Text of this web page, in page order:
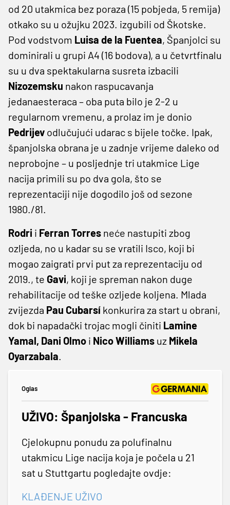
od 20 utakmica bez poraza (15 pobjeda, 5 remija)
otkako su u ožujku 2023. izgubili od Škotske.
Pod vodstvom Luisa de la Fuentea, Španjolci su
dominirali u grupi A4 (16 bodova), a u četvrtfinalu
su u dva spektakularna susreta izbacili
Nizozemsku nakon raspucavanja
jedanaesteraca – oba puta bilo je 2-2 u
regularnom vremenu, a prolaz im je donio
Pedrijev odlučujući udarac s bijele točke. Ipak,
španjolska obrana je u zadnje vrijeme daleko od
neprobojne – u posljednje tri utakmice Lige
nacija primili su po dva gola, što se
reprezentaciji nije dogodilo još od sezone
1980./81.
Rodri i Ferran Torres neće nastupiti zbog
ozljeda, no u kadar su se vratili Isco, koji bi
mogao zaigrati prvi put za reprezentaciju od
2019., te Gavi, koji je spreman nakon duge
rehabilitacije od teške ozljede koljena. Mlada
zvijezda Pau Cubarsí konkurira za start u obrani,
dok bi napadački trojac mogli činiti Lamine
Yamal, Dani Olmo i Nico Williams uz Mikela
Oyarzabala.
Oglas
UŽIVO: Španjolska - Francuska
Cjelokupnu ponudu za polufinalnu
utakmicu Lige nacija koja je počela u 21
sat u Stuttgartu pogledajte ovdje:
KLAĐENJE UŽIVO